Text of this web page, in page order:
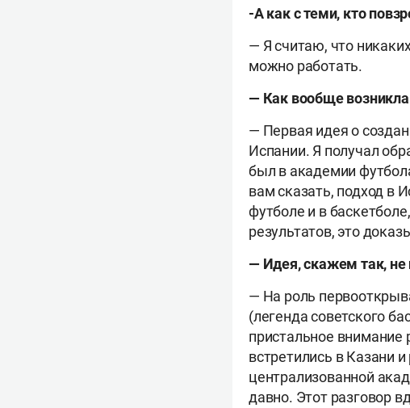
-А как с теми, кто
— Я считаю, что
можно работать.
— Как вообще
— Первая идея о
Испании. Я получал
был в академии
вам сказать, подход в
футболе и в
результатов, это
— Идея, скажем так, не
— На роль
(легенда советского
пристальное внимание
встретились в Казани
централизованной
давно. Этот разговор